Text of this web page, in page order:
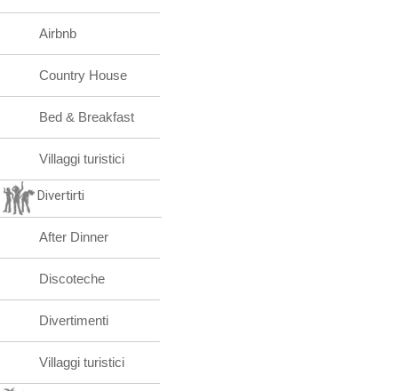
Airbnb
Country House
Bed & Breakfast
Villaggi turistici
Divertirti
After Dinner
Discoteche
Divertimenti
Villaggi turistici